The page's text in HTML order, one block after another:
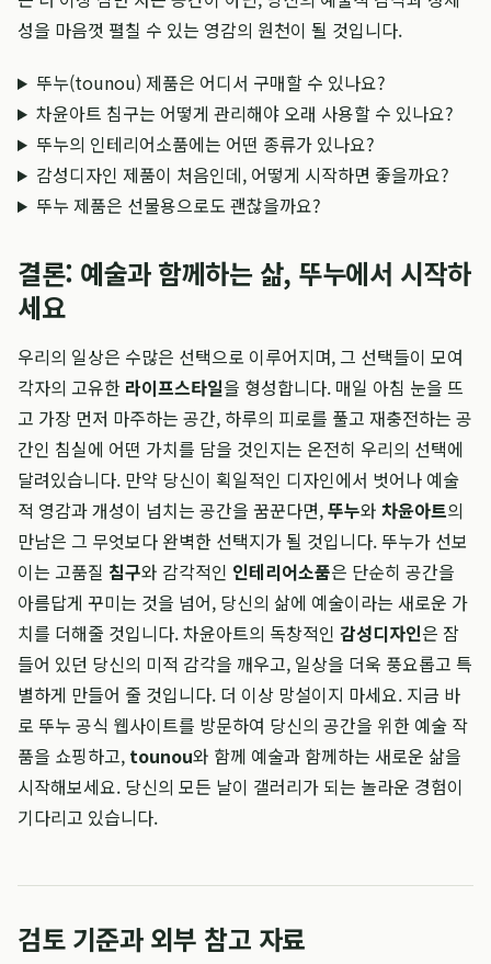
성을 마음껏 펼칠 수 있는 영감의 원천이 될 것입니다.
뚜누(tounou) 제품은 어디서 구매할 수 있나요?
차윤아트 침구는 어떻게 관리해야 오래 사용할 수 있나요?
뚜누의 인테리어소품에는 어떤 종류가 있나요?
감성디자인 제품이 처음인데, 어떻게 시작하면 좋을까요?
뚜누 제품은 선물용으로도 괜찮을까요?
결론: 예술과 함께하는 삶, 뚜누에서 시작하
세요
우리의 일상은 수많은 선택으로 이루어지며, 그 선택들이 모여
각자의 고유한 라이프스타일을 형성합니다. 매일 아침 눈을 뜨
고 가장 먼저 마주하는 공간, 하루의 피로를 풀고 재충전하는 공
간인 침실에 어떤 가치를 담을 것인지는 온전히 우리의 선택에
달려있습니다. 만약 당신이 획일적인 디자인에서 벗어나 예술
적 영감과 개성이 넘치는 공간을 꿈꾼다면,뚜누와 차윤아트의
만남은 그 무엇보다 완벽한 선택지가 될 것입니다. 뚜누가 선보
이는 고품질 침구와 감각적인 인테리어소품은 단순히 공간을
아름답게 꾸미는 것을 넘어, 당신의 삶에 예술이라는 새로운 가
치를 더해줄 것입니다. 차윤아트의 독창적인 감성디자인은 잠
들어 있던 당신의 미적 감각을 깨우고, 일상을 더욱 풍요롭고 특
별하게 만들어 줄 것입니다. 더 이상 망설이지 마세요. 지금 바
로 뚜누 공식 웹사이트를 방문하여 당신의 공간을 위한 예술 작
품을 쇼핑하고, tounou와 함께 예술과 함께하는 새로운 삶을
시작해보세요. 당신의 모든 날이 갤러리가 되는 놀라운 경험이
기다리고 있습니다.
검토 기준과 외부 참고 자료